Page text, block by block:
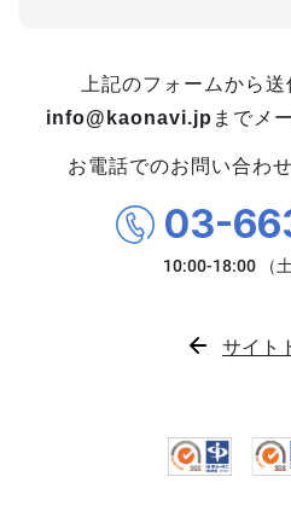
上記のフォームから送
info@kaonavi.jp までメ
お電話でのお問い合わ
03-
サイト